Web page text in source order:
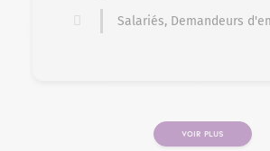
Salariés, Demandeurs
VOIR PLUS